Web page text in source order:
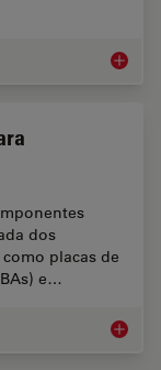
dos
placas de
e…
Análise